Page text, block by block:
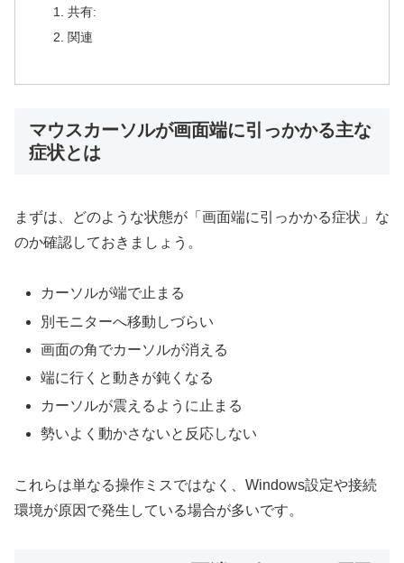
共有:
関連
マウスカーソルが画面端に引っかかる主な
症状とは
まずは、どのような状態が「画面端に引っかかる症状」な
のか確認しておきましょう。
カーソルが端で止まる
別モニターへ移動しづらい
画面の角でカーソルが消える
端に行くと動きが鈍くなる
カーソルが震えるように止まる
勢いよく動かさないと反応しない
これらは単なる操作ミスではなく、Windows設定や接続
環境が原因で発生している場合が多いです。